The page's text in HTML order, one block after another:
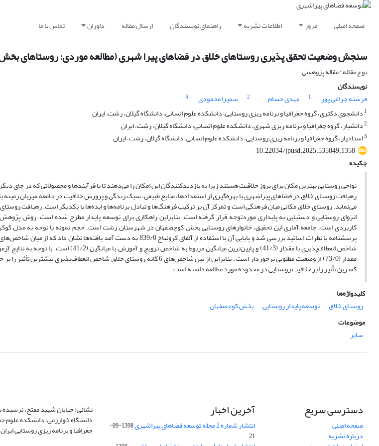
صفحه اصلی مرور اطلاعات نشریه راهنمای نویسندگان ارسال مقاله داوران تماس با ما
سنجش وضعیت تحقق پذیری روستاهای خلاق در فضاهای پیرا شهری (مطالعه موردی: روستاهای
نوع مقاله : مقاله پژوهشی
نویسندگان
فرشته چراغی پور
1 مهدی حسام 2 سمیرا محمودی
3
1 دانشجوی دکتری، گروه جغرافیا و برنامه ریزی روستایی، دانشکده علوم انسانی، دانشگاه گیلان، رشت، ایران
2دانشیار، گروه جغرافیا و برنامه ریزی شهری، دانشکده علوم انسانی، دانشگاه گیلان، رشت، ایران
3استادیار، گروه جغرافیا و برنامه ریزی روستایی، دانشکده علوم انسانی، دانشگاه گیلان، رشت، ایران
10.22034/jpusd.2025.535849.1358
چکیده
نواحی روستایی بهترین مکان برای بروز خلاقیت هستند زیرا به بازدیدکنندگان این امکان را می‌دهند تا با فرآیندها و محصولاتی که در جای
رهیافت روستای خلاق در فضاهای پیراشهری با بهره‌گیری از استعدادها، منابع طبیعی، سبک زندگی و پرورش خلاقیت در جامعه میزبان زمینه
می‌نماید. روستای خلاق مکانی میان فرهنگی است و تمرکز آن بر ترکیب فرهنگ‌ها و تبادل برنامه‌ها و ایده‌ها با یکدیگر است. رهیافت
انزوای روستایی و دستیابی به پایداری موردتوجه قرار گرفته است. بنابراین راهکاری برای توسعه پایدار مطرح شده است. روش
پرسشنامه با نظرات اساتید بررسی شد و پایایی آن با استفاده از آلفای کرونباخ 839/0 به دست آمد
شاخص انعطاف‌پذیری با مقدار (41/3) و پایین‌ترین میانگین مربوط
مقدار (73/0) از وضعیت مطلوبی برخوردار است . بنابراین از بین شاخص‌های 6 گانه روستای خلاق شاخص
کمترین تأثیر را بر خلاقیت روستایی در محدوده مورد مطالعه داشته است.
کلیدواژه‌ها
روستای خلاق
توسعه پایدار روستایی
بخش کوچصفهان
موضوعات
سایر
دسترسی سریع
صفحه اصلی
درباره نشریه
آخرین اخبار
انتشار شماره 2 مجله توسعه فضاهای پیراشهری
1398-09-
21
نشانی: خیابان شهید مفتح، نرسیده
دانشگاه خوارزمی، دانشکده علوم
جغرافیا و برنامه ریزی روستایی